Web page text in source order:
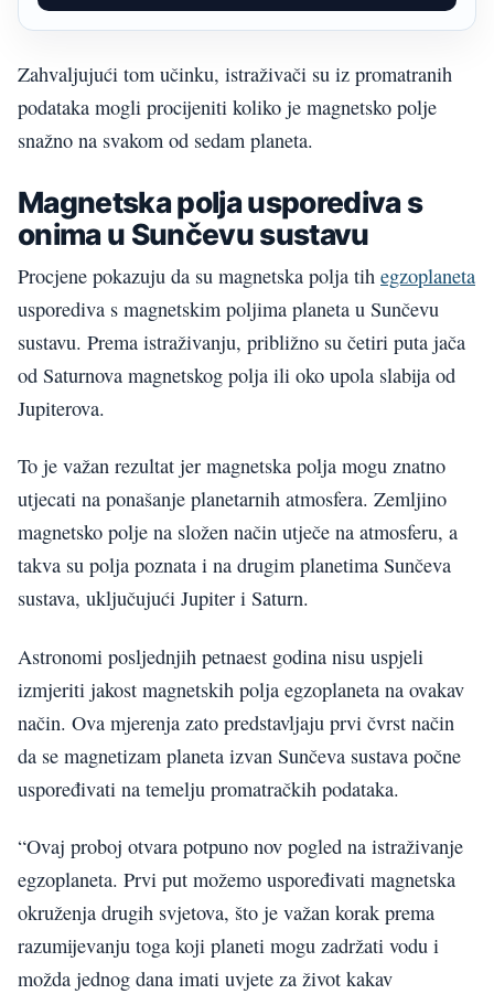
Zahvaljujući tom učinku, istraživači su iz promatranih
podataka mogli procijeniti koliko je magnetsko polje
snažno na svakom od sedam planeta.
Magnetska polja usporediva s
onima u Sunčevu sustavu
Procjene pokazuju da su magnetska polja tih egzoplaneta
usporediva s magnetskim poljima planeta u Sunčevu
sustavu. Prema istraživanju, približno su četiri puta jača
od Saturnova magnetskog polja ili oko upola slabija od
Jupiterova.
To je važan rezultat jer magnetska polja mogu znatno
utjecati na ponašanje planetarnih atmosfera. Zemljino
magnetsko polje na složen način utječe na atmosferu, a
takva su polja poznata i na drugim planetima Sunčeva
sustava, uključujući Jupiter i Saturn.
Astronomi posljednjih petnaest godina nisu uspjeli
izmjeriti jakost magnetskih polja egzoplaneta na ovakav
način. Ova mjerenja zato predstavljaju prvi čvrst način
da se magnetizam planeta izvan Sunčeva sustava počne
uspoređivati na temelju promatračkih podataka.
“Ovaj proboj otvara potpuno nov pogled na istraživanje
egzoplaneta. Prvi put možemo uspoređivati magnetska
okruženja drugih svjetova, što je važan korak prema
razumijevanju toga koji planeti mogu zadržati vodu i
možda jednog dana imati uvjete za život kakav